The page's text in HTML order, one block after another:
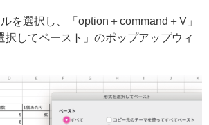
を選択し、「option＋command＋V」
択してペースト」のポップアップウィ